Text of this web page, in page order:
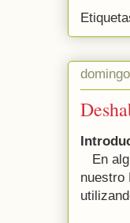
En
nuestro